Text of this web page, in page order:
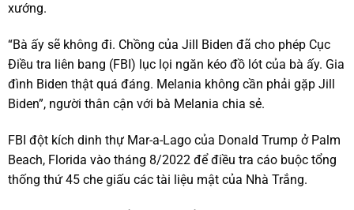
xướng.
“Bà ấy sẽ không đi. Chồng của Jill Biden đã cho phép Cục
Điều tra liên bang (FBI) lục lọi ngăn kéo đồ lót của bà ấy. Gia
đình Biden thật quá đáng. Melania không cần phải gặp Jill
Biden”, người thân cận với bà Melania chia sẻ.
FBI đột kích dinh thự Mar-a-Lago của Donald Trump ở Palm
Beach, Florida vào tháng 8/2022 để điều tra cáo buộc tổng
thống thứ 45 che giấu các tài liệu mật của Nhà Trắng.